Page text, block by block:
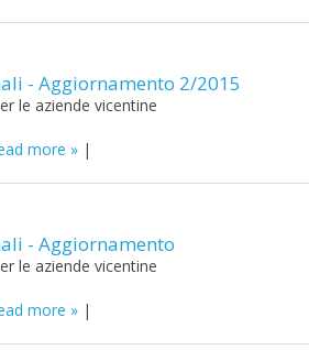
- Aggiornamento 2/2015
le aziende vicentine
more |
- Aggiornamento
le aziende vicentine
more |